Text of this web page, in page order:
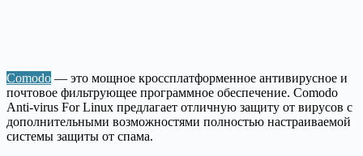
Comodo — это мощное кроссплатформенное антивирусное и
почтовое фильтрующее программное обеспечение. Comodo
Anti-virus For Linux предлагает отличную защиту от вирусов с
дополнительными возможностями полностью настраиваемой
системы защиты от спама.